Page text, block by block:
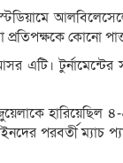
কোনো
টুর্নামেন্টের
হারিয়েছিল
পরবর্তী ম্যাচ